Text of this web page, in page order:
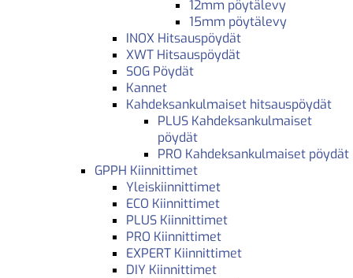
12mm pöytälevy
15mm pöytälevy
INOX Hitsauspöydät
XWT Hitsauspöydät
SOG Pöydät
Kannet
Kahdeksankulmaiset hitsauspöydät
PLUS Kahdeksankulmaiset
pöydät
PRO Kahdeksankulmaiset pöydät
GPPH Kiinnittimet
Yleiskiinnittimet
ECO Kiinnittimet
PLUS Kiinnittimet
PRO Kiinnittimet
EXPERT Kiinnittimet
DIY Kiinnittimet